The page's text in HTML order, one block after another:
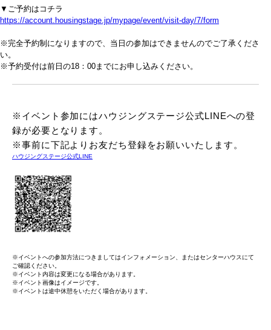
▼ご予約はコチラ
https://account.housingstage.jp/mypage/event/visit-day/7/form
※完全予約制になりますので、当日の参加はできませんのでご了承くださ
い。
※予約受付は前日の18：00までにお申し込みください。
※イベント参加にはハウジングステージ公式LINEへの登
録が必要となります。
※事前に下記よりお友だち登録をお願いいたします。
ハウジングステージ公式LINE
※イベントへの参加方法につきましてはインフォメーション、またはセンターハウスにて
ご確認ください。
※イベント内容は変更になる場合があります。
※イベント画像はイメージです。
※イベントは途中休憩をいただく場合があります。